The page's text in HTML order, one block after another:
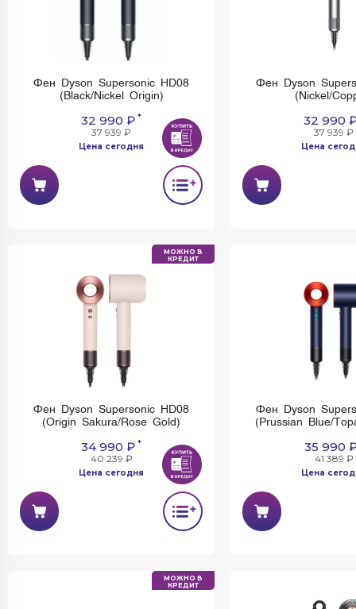
Фен Dyson Supersonic HD08
(Black/Nickel Origin)
32 990 ₽ *
37 939 ₽
Цена сегодня
Фен Dyson
(Nickel/
32 990
37 939 ₽
Цена
МОЖНО В
КРЕДИТ
Фен Dyson Supersonic HD08
(Origin Sakura/Rose Gold)
34 990 ₽ *
40 239 ₽
Цена сегодня
Фен Dyson
(Prussian Blue/
35 990
41 389 ₽
Цена
МОЖНО В
КРЕДИТ